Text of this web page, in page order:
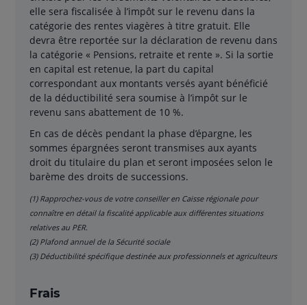
elle sera fiscalisée à l’impôt sur le revenu dans la
catégorie des rentes viagères à titre gratuit. Elle
devra être reportée sur la déclaration de revenu dans
la catégorie « Pensions, retraite et rente ». Si la sortie
en capital est retenue, la part du capital
correspondant aux montants versés ayant bénéficié
de la déductibilité sera soumise à l’impôt sur le
revenu sans abattement de 10 %.
En cas de décès pendant la phase d’épargne, les
sommes épargnées seront transmises aux ayants
droit du titulaire du plan et seront imposées selon le
barème des droits de successions.
(1) Rapprochez-vous de votre conseiller en Caisse régionale pour
connaître en détail la fiscalité applicable aux différentes situations
relatives au PER.
(2) Plafond annuel de la Sécurité sociale
(3) Déductibilité spécifique destinée aux professionnels et agriculteurs
Frais